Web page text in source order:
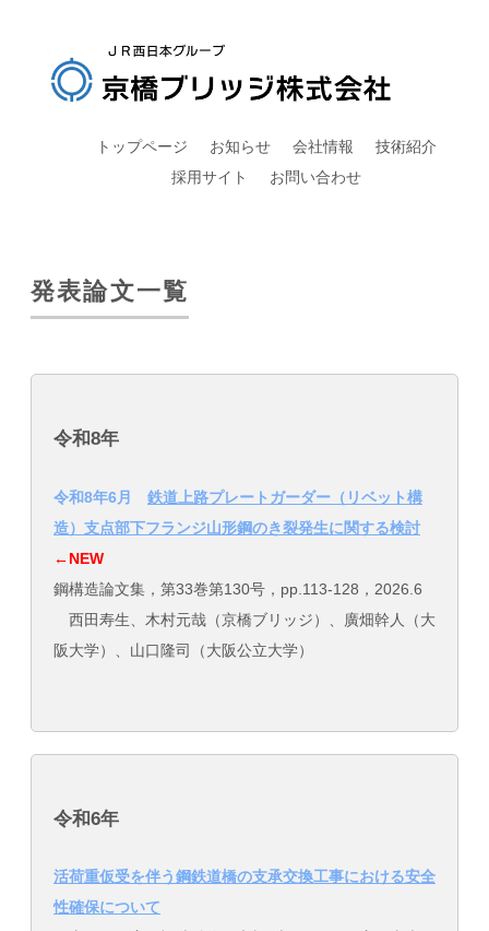
トップページ お知らせ 会社情報
技術紹介
採用サイト
お問い合わせ
発表論文一覧
令和8年
令和8年6月 鉄道上路プレートガーダー（リベット構
造）支点部下フランジ山形鋼のき裂発生に関する検討
←NEW
鋼構造論文集，第33巻第130号，pp.113-128，2026.6
西田寿生、木村元哉（京橋ブリッジ）、廣畑幹人（大
阪大学）、山口隆司（大阪公立大学）
令和6年
活荷重仮受を伴う鋼鉄道橋の支承交換工事における安全
性確保について